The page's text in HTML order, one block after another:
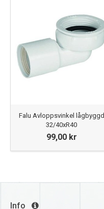
Falu Avloppsvinkel lågbyggd
32/40xR40
99,00 kr
Info